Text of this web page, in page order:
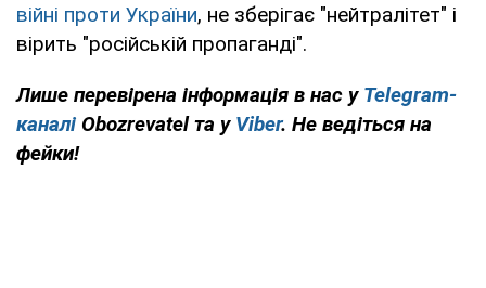
війні проти України, не зберігає "нейтралітет" і
вірить "російській пропаганді".
Лише перевірена інформація в нас у Telegram-
каналі Obozrevatel та у Viber. Не ведіться на
фейки!